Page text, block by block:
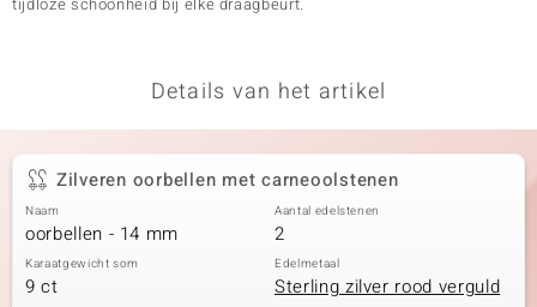
Details van het artikel
Zilveren oorbellen met carneoolstenen
Naam
oorbellen - 14 mm
Aantal edelstenen
2
Karaatgewicht som
9 ct
Edelmetaal
Sterling zilver rood verguld